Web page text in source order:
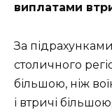
виплатами
За
столичного
більшою, ніж
і втричі